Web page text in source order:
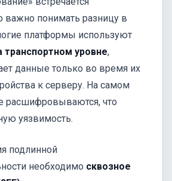
важно понимать разницу в
платформы используют
уровне,
данные только во время их
к серверу. На самом
расшифровываются, что
уязвимость.
подлинной
необходимо сквозное